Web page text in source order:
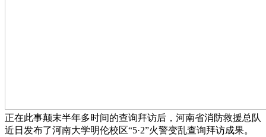
正在此事颠末半年多时间的查询拜访后，河南省消防救援总队
近日发布了河南大学明伦校区“5·2”火警变乱查询拜访成果。